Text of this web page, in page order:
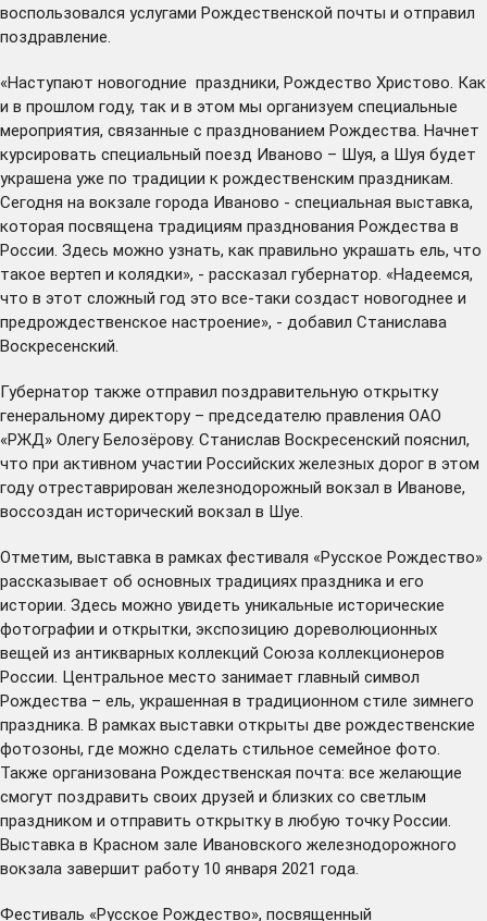
воспользовался услугами Рождественской почты и отправил
поздравление.
«Наступают новогодние праздники, Рождество Христово. Как
и в прошлом году, так и в этом мы организуем специальные
мероприятия, связанные с празднованием Рождества. Начнет
курсировать специальный поезд Иваново – Шуя, а Шуя будет
украшена уже по традиции к рождественским праздникам.
Сегодня на вокзале города Иваново - специальная выставка,
которая посвящена традициям празднования Рождества в
России. Здесь можно узнать, как правильно украшать ель, что
такое вертеп и колядки», - рассказал губернатор. «Надеемся,
что в этот сложный год это все-таки создаст новогоднее и
предрождественское настроение», - добавил Станислава
Воскресенский.
Губернатор также отправил поздравительную открытку
генеральному директору – председателю правления ОАО
«РЖД» Олегу Белозёрову. Станислав Воскресенский пояснил,
что при активном участии Российских железных дорог в этом
году отреставрирован железнодорожный вокзал в Иванове,
воссоздан исторический вокзал в Шуе.
Отметим, выставка в рамках фестиваля «Русское Рождество»
рассказывает об основных традициях праздника и его
истории. Здесь можно увидеть уникальные исторические
фотографии и открытки, экспозицию дореволюционных
вещей из антикварных коллекций Союза коллекционеров
России. Центральное место занимает главный символ
Рождества – ель, украшенная в традиционном стиле зимнего
праздника. В рамках выставки открыты две рождественские
фотозоны, где можно сделать стильное семейное фото.
Также организована Рождественская почта: все желающие
смогут поздравить своих друзей и близких со светлым
праздником и отправить открытку в любую точку России.
Выставка в Красном зале Ивановского железнодорожного
вокзала завершит работу 10 января 2021 года.
Фестиваль «Русское Рождество», посвященный